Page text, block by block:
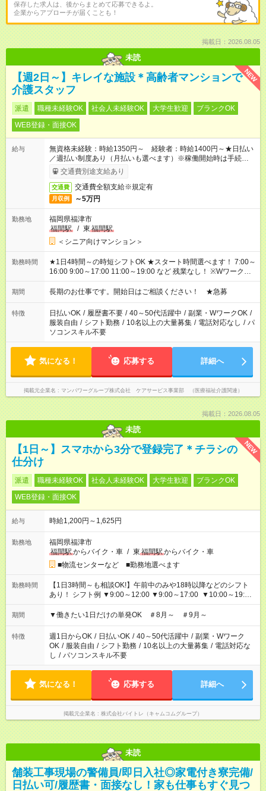
保存した求人は、後からまとめて応募できるよ。
企業からアプローチが届くことも！
掲載日：2026.08.05
未読
NEW
【週2日～】キレイな施設＊高齢者マンションで
介護スタッフ
派遣 職種未経験OK 社会人未経験OK 大学生歓迎
ブランクOK
WEB登録・面接OK
給与
無資格未経験：時給1350円～ 経験者：時給1400円～★日払い
／週払い制度あり（月払いも選べます）※稼働開始時は手続き完
了次第のお支払いとなります。
交通費別途支給あり
交通費 交通費全額支給※規定有
月収例 ～5万円
勤務地
福岡県福津市
福間駅
/ 東 福間駅
＜シニア向けマンション＞
勤務時間
★1日4時間～の時短シフトOK ★スタート時間選べます！ 7:00～
16:00 9:00～17:00 11:00～19:00 など 残業なし！ ※Wワークの
場合、他のお仕事と合わせ週40時間超の就業はご案内できませ
ん ※法令に基づき、週20時間以上勤務は社会保険への加入対象
短時間・短期間の就業はご案内が難しい場合があります
期間 長期のお仕事です。開始日はご相談ください！ ★急募
特徴 日払いOK / 履歴書不要 / 40～50代活躍中 / 副業・WワークOK /
服装自由 / シフト勤務 / 10名以上の大量募集 / 電話対応なし / パ
ソコンスキル不要
気になる！ 応募する 詳細へ
掲載元企業名 マンパワーグループ株式会社 ケアサービス事業部 （医療福祉介護関連）
掲載日：2026.08.05
未読
NEW
【1日～】スマホから3分で登録完了＊チラシの
仕分け
派遣 職種未経験OK 社会人未経験OK 大学生歓迎
ブランクOK
WEB登録・面接OK
給与 時給1,200円～1,625円
勤務地
福岡県福津市
福間駅からバイク・車 / 東 福間駅からバイク・車
■物流センターなど ■勤務地選べます
勤務時間
【1日3時間～も相談OK!】午前中のみや18時以降などのシフト
あり！ シフト例 ▼9:00～12:00 ▼9:00～17:00 ▼10:00～19:00
▼18:00～21:00
期間 ▼働きたい1日だけの単発OK ＃8月～ ＃9月～
特徴 週1日からOK / 日払いOK / 40～50代活躍中 / 副業・Wワーク
OK / 服装自由 / シフト勤務 / 10名以上の大量募集 / 電話対応な
し / パソコンスキル不要
気になる！ 応募する 詳細へ
掲載元企業名 株式会社バイトレ（キャムコムグループ）
未読
舗装工事現場の警備員/即日入社◎家電付き寮完備/
日払い可/履歴書・面接なし！家も仕事もすぐ見つ